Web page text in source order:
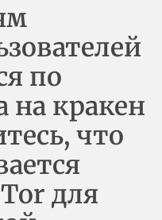
по
на кракен
что
для